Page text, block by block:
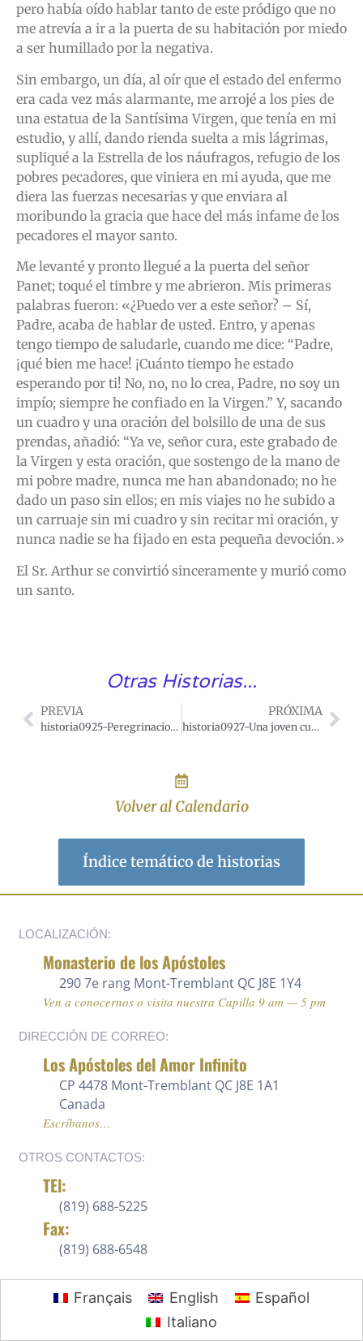
pero había oído hablar tanto de este pródigo que no
me atrevía a ir a la puerta de su habitación por miedo
a ser humillado por la negativa.
Sin embargo, un día, al oír que el estado del enfermo
era cada vez más alarmante, me arrojé a los pies de
una estatua de la Santísima Virgen, que tenía en mi
estudio, y allí, dando rienda suelta a mis lágrimas,
supliqué a la Estrella de los náufragos, refugio de los
pobres pecadores, que viniera en mi ayuda, que me
diera las fuerzas necesarias y que enviara al
moribundo la gracia que hace del más infame de los
pecadores el mayor santo.
Me levanté y pronto llegué a la puerta del señor
Panet; toqué el timbre y me abrieron. Mis primeras
palabras fueron: «¿Puedo ver a este señor? – Sí,
Padre, acaba de hablar de usted. Entro, y apenas
tengo tiempo de saludarle, cuando me dice: “Padre,
¡qué bien me hace! ¡Cuánto tiempo he estado
esperando por ti! No, no, no lo crea, Padre, no soy un
impío; siempre he confiado en la Virgen.” Y, sacando
un cuadro y una oración del bolsillo de una de sus
prendas, añadió: “Ya ve, señor cura, este grabado de
la Virgen y esta oración, que sostengo de la mano de
mi pobre madre, nunca me han abandonado; no he
dado un paso sin ellos; en mis viajes no he subido a
un carruaje sin mi cuadro y sin recitar mi oración, y
nunca nadie se ha fijado en esta pequeña devoción.»
El Sr. Arthur se convirtió sinceramente y murió como
un santo.
Otras Historias...
PREVIA
historia0925-Peregrinacion del Padre de Geramb a Nuestra Senora de la Guardia.
PRÓXIMA
historia0927-Una joven curada por María se consagra a Dios.
Volver al Calendario
Índice temático de historias
LOCALIZACIÓN:
Monasterio de los Apóstoles
290 7e rang Mont-Tremblant QC J8E 1Y4
Ven a conocernos o visita nuestra Capilla 9 am — 5 pm
DIRECCIÓN DE CORREO:
Los Apóstoles del Amor Infinito
CP 4478 Mont-Tremblant QC J8E 1A1
Canada
Escríbanos…
OTROS CONTACTOS:
TEl:
(819) 688-5225 ‍
Fax:
(819) 688-6548
Français English
Español
Italiano